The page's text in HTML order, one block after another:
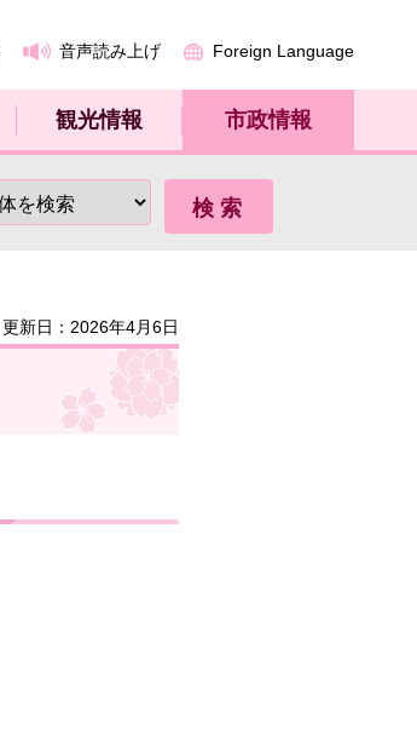
音声読み上げ Foreign Language
観光情報 市政情報
更新日：2026年4月6日